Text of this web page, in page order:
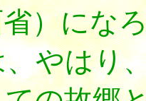
）にな
やはり